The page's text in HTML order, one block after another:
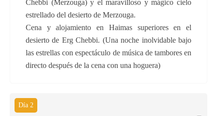
Chebbi (Merzouga) y el maravilloso y mágico cielo
estrellado del desierto de Merzouga.
Cena y alojamiento en Haimas superiores en el
desierto de Erg Chebbi. (Una noche inolvidable bajo
las estrellas con espectáculo de música de tambores en
directo después de la cena con una hoguera)
Día 2